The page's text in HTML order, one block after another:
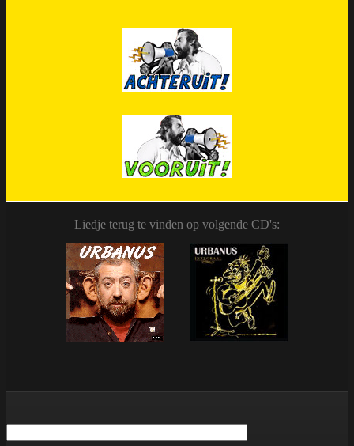
Liedje terug te vinden op volgende CD's: